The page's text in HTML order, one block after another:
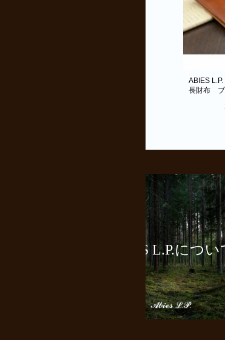
ABIES
長財布 ブ
ABIES L.P.につい